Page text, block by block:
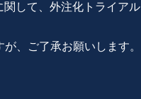
して、外注化トライアル
、ご了承お願いします。